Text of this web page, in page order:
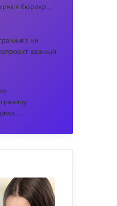
в бюрокр...
ни
важный